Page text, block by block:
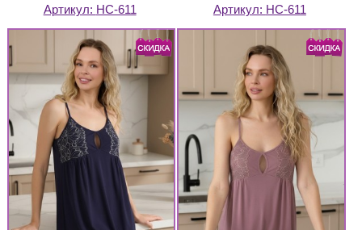
Артикул: НС-611 Артикул: НС-611